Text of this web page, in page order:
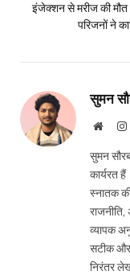
इंजेक्शन से मरीज की मौत
परिजनों ने
सुमन
सुमन
कार्यरत
स्नातक
व्यापक
सटीक और
निरंतर